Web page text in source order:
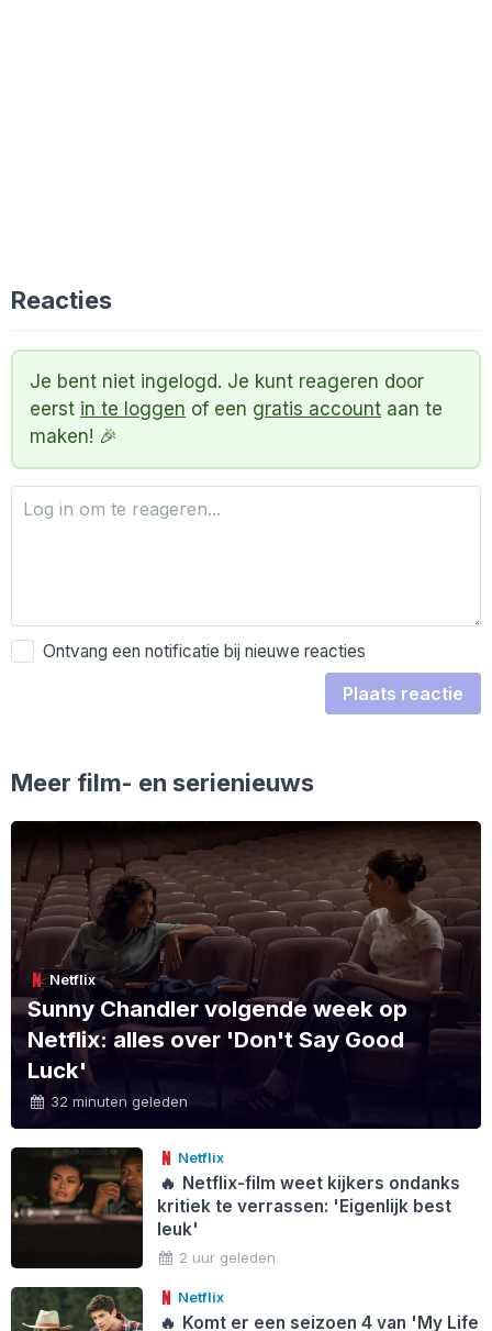
Reacties
Je bent niet ingelogd. Je kunt reageren door
eerst in te loggen of een gratis account aan te
maken! 🎉
Ontvang een notificatie bij nieuwe reacties
Plaats reactie
Meer film- en serienieuws
Netflix
Sunny Chandler volgende week op
Netflix: alles over 'Don't Say Good
Luck'
32 minuten geleden
Netflix
🔥 Netflix-film weet kijkers ondanks
kritiek te verrassen: 'Eigenlijk best
leuk'
2 uur geleden
Netflix
🔥 Komt er een seizoen 4 van 'My Life